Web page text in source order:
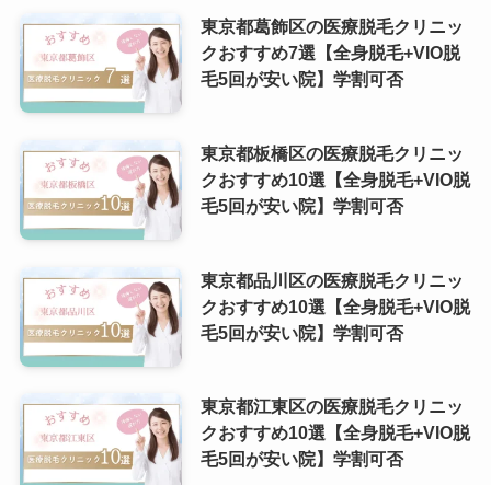
東京都葛飾区の医療脱毛クリニッ
クおすすめ7選【全身脱毛+VIO脱
毛5回が安い院】学割可否
東京都板橋区の医療脱毛クリニッ
クおすすめ10選【全身脱毛+VIO脱
毛5回が安い院】学割可否
東京都品川区の医療脱毛クリニッ
クおすすめ10選【全身脱毛+VIO脱
毛5回が安い院】学割可否
東京都江東区の医療脱毛クリニッ
クおすすめ10選【全身脱毛+VIO脱
毛5回が安い院】学割可否